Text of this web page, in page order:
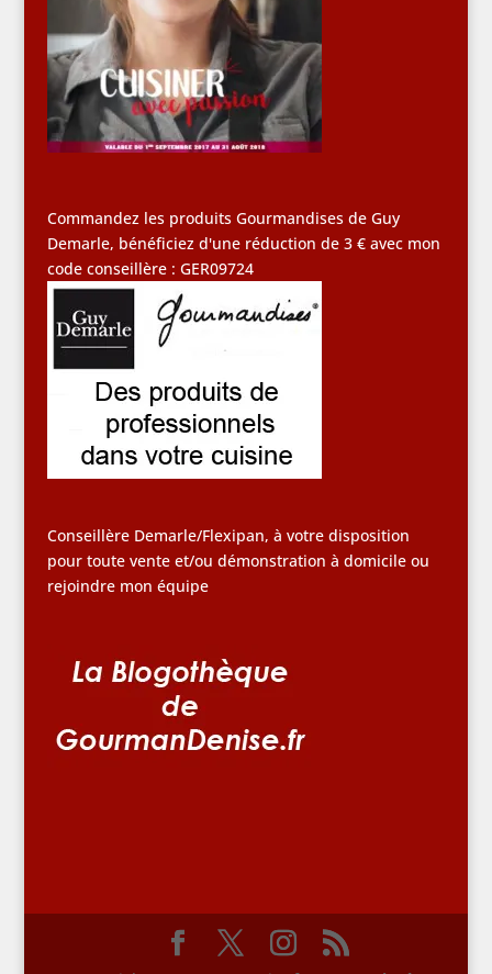
Commandez les produits Gourmandises de Guy
Demarle, bénéficiez d'une réduction de 3 € avec mon
code conseillère : GER09724
Conseillère Demarle/Flexipan, à votre disposition
pour toute vente et/ou démonstration à domicile ou
rejoindre mon équipe